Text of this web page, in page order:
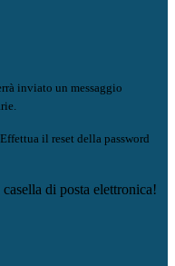
inviato un messaggio
il reset della password
di posta elettronica!